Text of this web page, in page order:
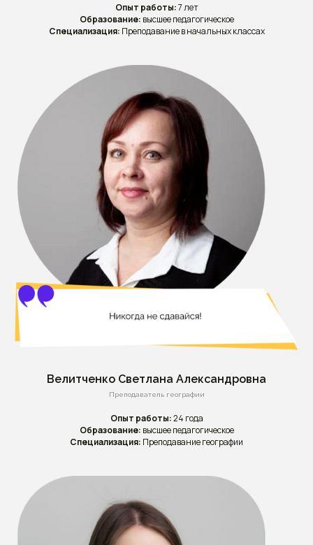
Опыт работы:7 лет
Образование: высшее педагогическое
Специализация: Преподавание в начальных классах
Велитченко Светлана Александровна
Преподаватель географии
Опыт работы:24 года
Образование: высшее педагогическое
Специализация: Преподавание географии